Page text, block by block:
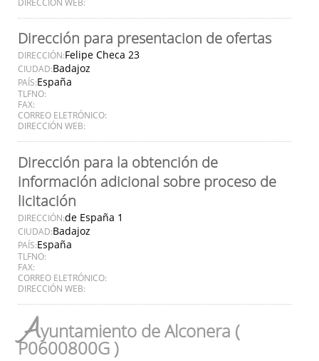
Dirección para presentacion de ofertas
DIRECCIÓN:Felipe Checa 23
CIUDAD:Badajoz
PAÍS:España
TLFNO:
FAX:
CORREO ELETRÓNICO:
DIRECCIÓN WEB:
Dirección para la obtención de
información adicional sobre proceso de
licitación
DIRECCIÓN:de España 1
CIUDAD:Badajoz
PAÍS:España
TLFNO:
FAX:
CORREO ELETRÓNICO:
DIRECCIÓN WEB:
Ayuntamiento de Alconera (
P0600800G )